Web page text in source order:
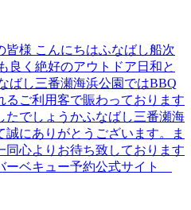
様 こんにちはふなばし船次
良く絶好のアウトドア日和と
ばし三番瀬海浜公園ではBBQ
ご利用客で賑わっております
たでしょうかふなばし三番瀬海
にありがとうございます。ま
同心よりお待ち致しております
ーベキュー予約公式サイト